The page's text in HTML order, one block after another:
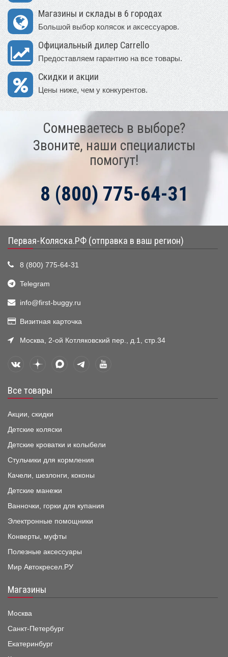
Магазины и склады в 6 городах
Большой выбор колясок и аксессуаров.
Официальный дилер Carrello
Предоставляем гарантию на все товары.
Скидки и акции
Цены ниже, чем у конкурентов.
Сомневаетесь в выборе?
Звоните, наши специалисты
помогут!
8 (800) 775-64-31
Первая-Коляска.РФ (отправка в ваш регион)
8 (800) 775-64-31
Telegram
info@first-buggy.ru
Визитная карточка
Москва, 2-ой Котляковский пер., д.1, стр.34
Все товары
Акции, скидки
Детские коляски
Детские кроватки и колыбели
Стульчики для кормления
Качели, шезлонги, коконы
Детские манежи
Ванночки, горки для купания
Электронные помощники
Конверты, муфты
Полезные аксессуары
Мир Автокресел.РУ
Магазины
Москва
Санкт-Петербург
Екатеринбург